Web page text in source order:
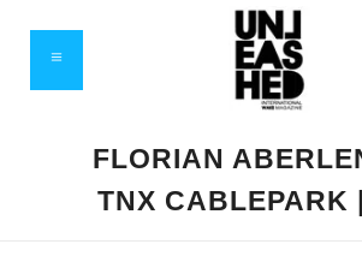
FLORIAN
TNX CABLEPARK